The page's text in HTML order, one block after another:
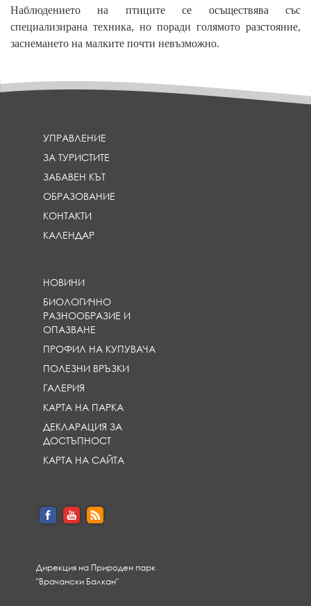
Наблюдението на птиците се осъществява със
специализирана техника, но поради голямото разстояние,
заснемането на малките почти невъзможно.
УПРАВЛЕНИЕ
ЗА ТУРИСТИТЕ
ЗАБАВЕН КЪТ
ОБРАЗОВАНИЕ
КОНТАКТИ
КАЛЕНДАР
НОВИНИ
БИОЛОГИЧНО
РАЗНООБРАЗИЕ И
ОПАЗВАНЕ
ПРОФИЛ НА КУПУВАЧА
ПОЛЕЗНИ ВРЪЗКИ
ГАЛЕРИЯ
КАРТА НА ПАРКА
ДЕКЛАРАЦИЯ ЗА
ДОСТЪПНОСТ
КАРТА НА САЙТА
Дирекция на Природен парк
"Врачански Балкан"